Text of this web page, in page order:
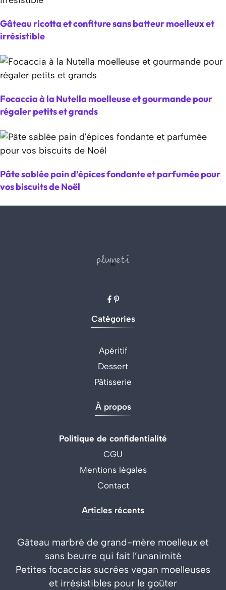
Gâteau ricotta et confiture sans batteur moelleux et
irrésistible
Focaccia à la Nutella moelleuse et gourmande pour
régaler petits et grands
Pâte sablée pain d’épices fondante et parfumée pour
vos biscuits de Noël
Catégories
Apéritif
Dessert
Pâtisserie
À propos
Politique de confidentialité
CGU
Mentions légales
Contact
Articles récents
Gâteau marbré de grand-mère moelleux et
sans beurre qui fait l’unanimité
Petites focaccias sucrées vegan moelleuses
et irrésistibles pour le goûter